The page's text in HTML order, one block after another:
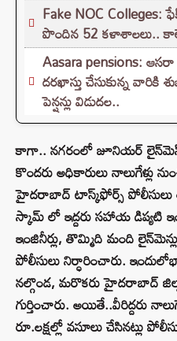
Fake NOC Colleges:
పొందిన 52 కళాశాలలు..
Aasara pensions:
దరఖాస్తు చేసుకున్న వారికి
పెన్షన్లు విడుదల..
కాగా.. నగరంలో జూనియర్‌
కొందరు అధికారులు నాలుగేళ్లు
హైదరాబాద్‌ టాస్క్‌ఫోర్స్‌
స్కామ్‌ లో ఇద్దరు సహాయ డిప్యటి
ఇంజినీర్లు, తొమ్మిది మంది
పోలీసులు నిర్ధారించారు.
నల్గొండ, మరొకరు హైదరాబాద్‌
గుర్తించారు. అయితే..వీరిద్దరు
రూ.లక్షల్లో వసూలు చేసినట్లు